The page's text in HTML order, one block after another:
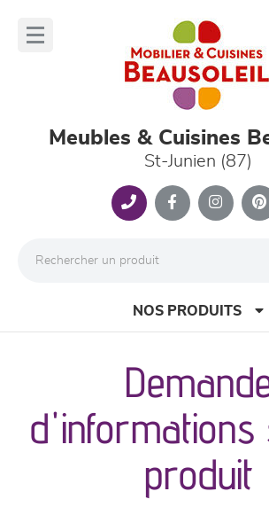
Meubles & Cuisines
St-Junien (87)
NOS PRODUITS
canapés et fauteuils
séjours
meubles de complément
d'informations
produit